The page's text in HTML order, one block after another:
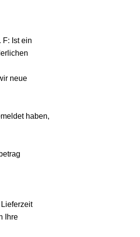
F: Ist ein
neue
haben,
Ihre